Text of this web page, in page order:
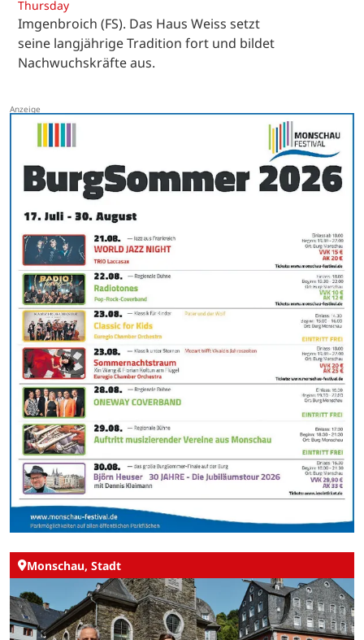
Thursday
Imgenbroich (FS). Das Haus Weiss setzt
seine langjährige Tradition fort und bildet
Nachwuchskräfte aus.
Monschau, Stadt